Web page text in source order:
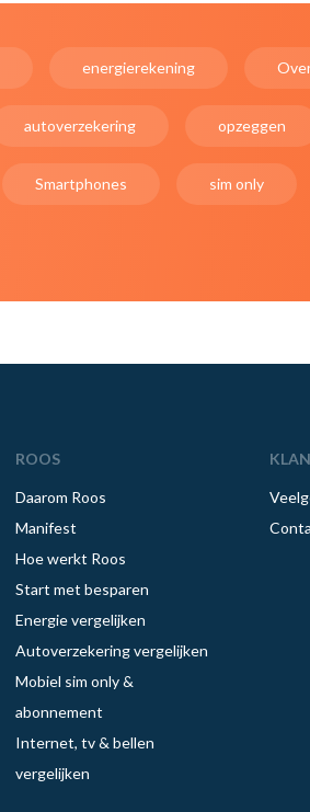
energierekening
autoverzekering opzeggen
Smartphones sim only
ROOS
Daarom Roos
Manifest
Hoe werkt Roos
Start met besparen
Energie vergelijken
Autoverzekering vergelijken
Mobiel sim only &
abonnement
Internet, tv & bellen
vergelijken